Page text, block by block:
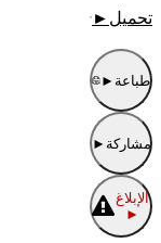
تحميل ►
طباعة ►
مشاركة ►
الإبلاغ
►